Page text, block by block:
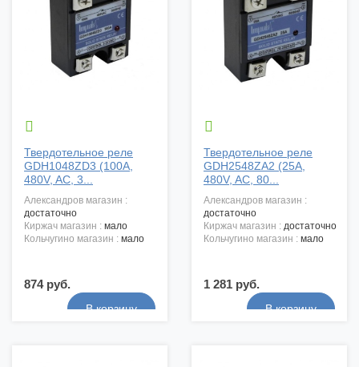

Твердотельное реле
GDH1048ZD3 (100A,
480V, AC, 3...
александров магазин :
достаточно
киржач магазин : мало
кольчугино магазин : мало
874 руб.

Твердотельное реле
GDH2548ZA2 (25A,
480V, AC, 80...
александров магазин :
достаточно
киржач магазин : достаточно
кольчугино магазин : мало
1 281 руб.